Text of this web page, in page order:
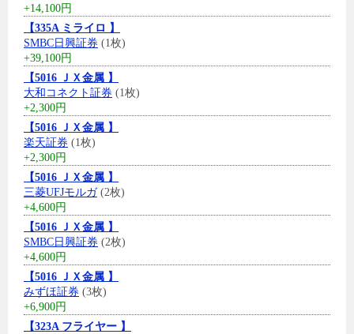
+14,100円
【335A ミライロ 】
SMBC日興証券 (1枚)
+39,100円
【5016 ＪＸ金属 】
大和コネクト証券 (1枚)
+2,300円
【5016 ＪＸ金属 】
楽天証券 (1枚)
+2,300円
【5016 ＪＸ金属 】
三菱UFJモルガ(2枚)
+4,600円
【5016 ＪＸ金属 】
SMBC日興証券 (2枚)
+4,600円
【5016 ＪＸ金属 】
みずほ証券 (3枚)
+6,900円
【323A フライヤー 】